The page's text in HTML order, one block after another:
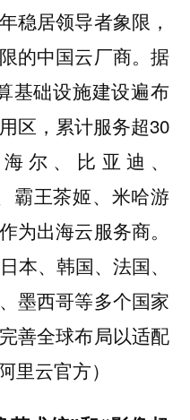
稳居领导者象限，
的中国云厂商。据
基础设施建设遍布
区，累计服务超30
尔、比亚迪、
霸王茶姬、米哈游
为出海云服务商。
本、韩国、法国、
墨西哥等多个国家
善全球布局以适配
里云官方）